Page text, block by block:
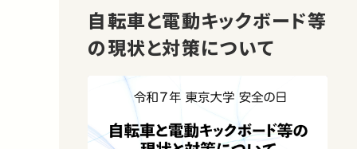
自転車と電動キックボード等
の現状と対策について